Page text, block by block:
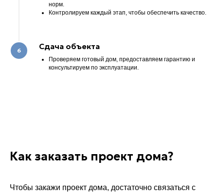
норм.
Контролируем каждый этап, чтобы обеспечить качество.
Сдача объекта
Проверяем готовый дом, предоставляем гарантию и
консультируем по эксплуатации.
Как заказать проект дома?
Чтобы закажи проект дома, достаточно связаться с